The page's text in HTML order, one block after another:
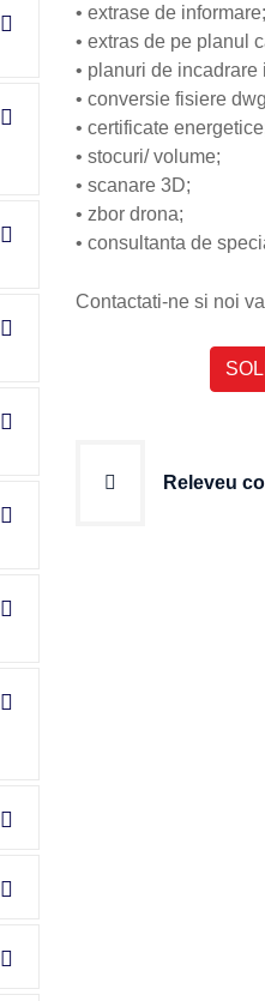
• extrase de informare;
• extras de pe planul
• planuri de incadrare
• conversie fisiere
• certificate
• stocuri/ volume;
• scanare 3D;
• zbor drona;
• consultanta de
Contactati-ne si noi
Navigare
Releveu